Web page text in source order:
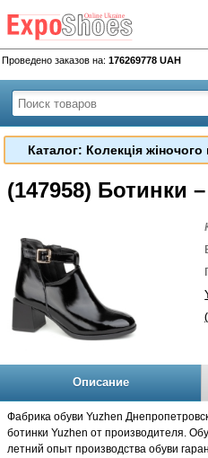
Проведено заказов на: 176269778 UAH
Каталог: Колекція
(147958) Ботинки
Описание
Фабрика обуви Yuzhen
ботинки Yuzhen от производителя.
летний опыт производства обуви